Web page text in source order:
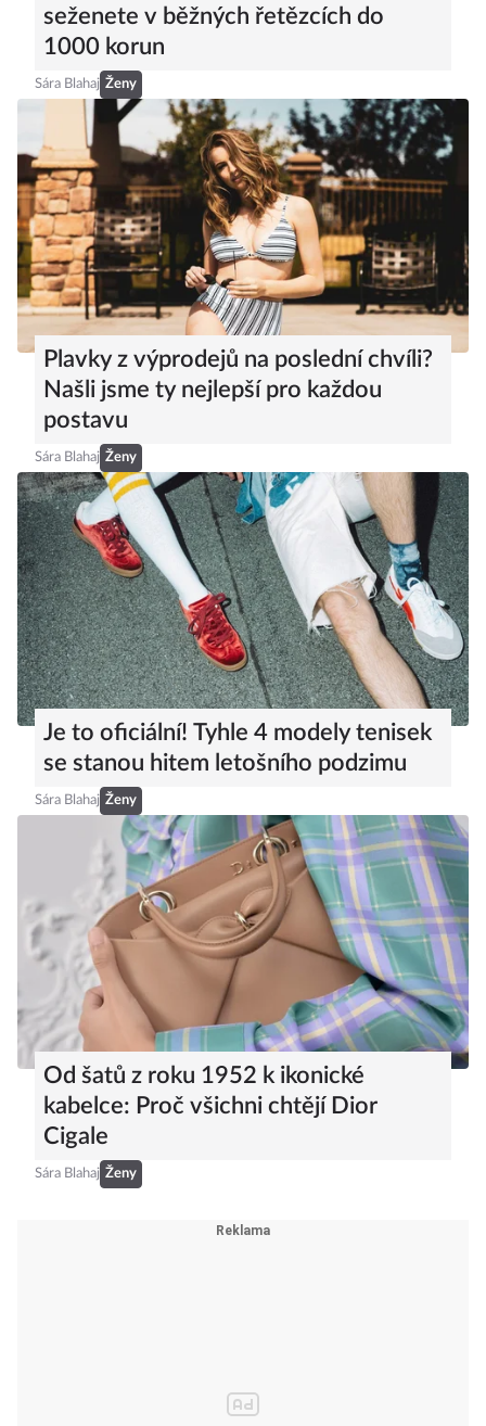
seženete v běžných řetězcích do
1000 korun
Sára Blahaj Ženy
Plavky z výprodejů na poslední chvíli?
Našli jsme ty nejlepší pro každou
postavu
Sára Blahaj Ženy
Je to oficiální! Tyhle 4 modely tenisek
se stanou hitem letošního podzimu
Sára Blahaj Ženy
Od šatů z roku 1952 k ikonické
kabelce: Proč všichni chtějí Dior
Cigale
Sára Blahaj Ženy